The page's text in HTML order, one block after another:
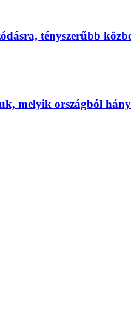
tényszerűbb
melyik országból